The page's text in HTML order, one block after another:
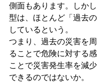
側面もあります。しか
型は、ほとんど「過去
しているという。
つまり、過去の災害を
ることで危険に対する
ことで災害発生率を減
できるのではないか。